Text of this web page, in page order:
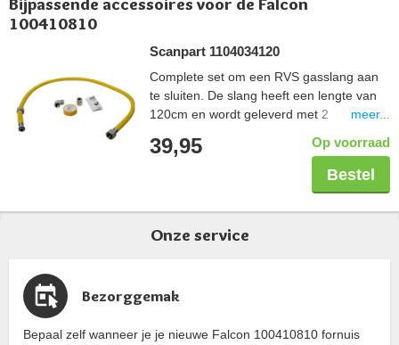
Bijpassende accessoires voor de Falcon
100410810
Scanpart 1104034120
Complete set om een RVS gasslang aan
te sluiten. De slang heeft een lengte van
120cm en wordt geleverd met 2
aangesloten kan worden. De tape wordt
gebruikt om de schroefdraadverbinding
veilig af te sluiten. De gehele set is Gastec
gekeurd.
meer...
39,95 Op voorraad
Bestel
Onze service
Bezorggemak
Bepaal zelf wanneer je je nieuwe Falcon 100410810 fornuis